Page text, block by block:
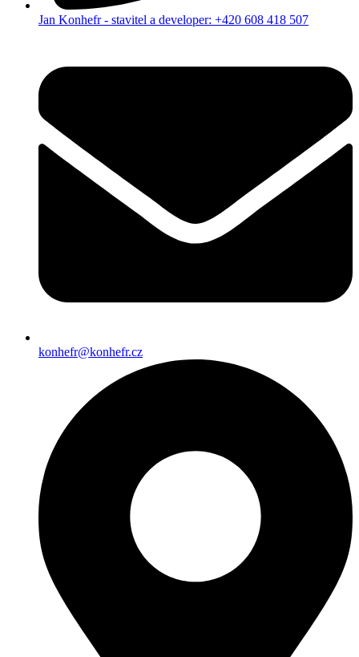
Jan Konhefr - stavitel a developer: +420 608 418 507
konhefr@konhefr.cz